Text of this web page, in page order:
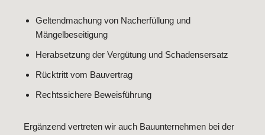
Geltendmachung von Nacherfüllung und
Mängelbeseitigung
Herabsetzung der Vergütung und Schadensersatz
Rücktritt vom Bauvertrag
Rechtssichere Beweisführung
Ergänzend vertreten wir auch Bauunternehmen bei der